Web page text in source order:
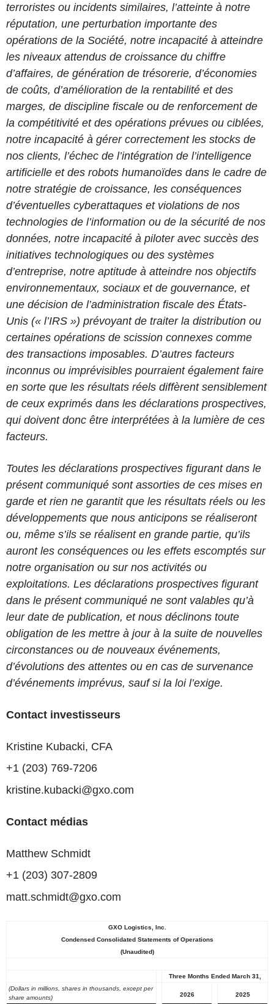
terroristes ou incidents similaires, l’atteinte à notre
réputation, une perturbation importante des
opérations de la Société, notre incapacité à atteindre
les niveaux attendus de croissance du chiffre
d’affaires, de génération de trésorerie, d’économies
de coûts, d’amélioration de la rentabilité et des
marges, de discipline fiscale ou de renforcement de
la compétitivité et des opérations prévues ou ciblées,
notre incapacité à gérer correctement les stocks de
nos clients, l’échec de l’intégration de l’intelligence
artificielle et des robots humanoïdes dans le cadre de
notre stratégie de croissance, les conséquences
d’éventuelles cyberattaques et violations de nos
technologies de l’information ou de la sécurité de nos
données, notre incapacité à piloter avec succès des
initiatives technologiques ou des systèmes
d’entreprise, notre aptitude à atteindre nos objectifs
environnementaux, sociaux et de gouvernance, et
une décision de l’administration fiscale des États-
Unis (« l’IRS ») prévoyant de traiter la distribution ou
certaines opérations de scission connexes comme
des transactions imposables. D’autres facteurs
inconnus ou imprévisibles pourraient également faire
en sorte que les résultats réels diffèrent sensiblement
de ceux exprimés dans les déclarations prospectives,
qui doivent donc être interprétées à la lumière de ces
facteurs.
Toutes les déclarations prospectives figurant dans le
présent communiqué sont assorties de ces mises en
garde et rien ne garantit que les résultats réels ou les
développements que nous anticipons se réaliseront
ou, même s’ils se réalisent en grande partie, qu’ils
auront les conséquences ou les effets escomptés sur
notre organisation ou sur nos activités ou
exploitations. Les déclarations prospectives figurant
dans le présent communiqué ne sont valables qu’à
leur date de publication, et nous déclinons toute
obligation de les mettre à jour à la suite de nouvelles
circonstances ou de nouveaux événements,
d’évolutions des attentes ou en cas de survenance
d’événements imprévus, sauf si la loi l’exige.
Contact investisseurs
Kristine Kubacki, CFA
+1 (203) 769-7206
kristine.kubacki@gxo.com
Contact médias
Matthew Schmidt
+1 (203) 307-2809
matt.schmidt@gxo.com
GXO Logistics, Inc.
Condensed Consolidated Statements of Operations
(Unaudited)
Three Months Ended March 31,
(Dollars in millions, shares in thousands, except per
share amounts)
2026 2025